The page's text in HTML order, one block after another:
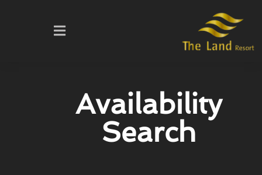
Availability
Search